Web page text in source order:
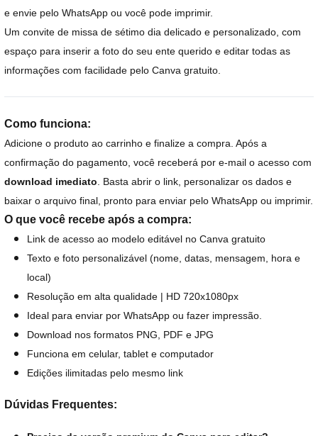
e envie pelo WhatsApp ou você pode imprimir.
Um convite de missa de sétimo dia delicado e personalizado, com
espaço para inserir a foto do seu ente querido e editar todas as
informações com facilidade pelo Canva gratuito.
Como funciona:
Adicione o produto ao carrinho e finalize a compra. Após a
confirmação do pagamento, você receberá por e-mail o acesso com
download imediato . Basta abrir o link, personalizar os dados e
baixar o arquivo final, pronto para enviar pelo WhatsApp ou imprimir.
O que você recebe após a compra:
Link de acesso ao modelo editável no Canva gratuito
Texto e foto personalizável (nome, datas, mensagem, hora e
local)
Resolução em alta qualidade | HD 720x1080px
Ideal para enviar por WhatsApp ou fazer impressão.
Download nos formatos PNG, PDF e JPG
Funciona em celular, tablet e computador
Edições ilimitadas pelo mesmo link
Dúvidas Frequentes: